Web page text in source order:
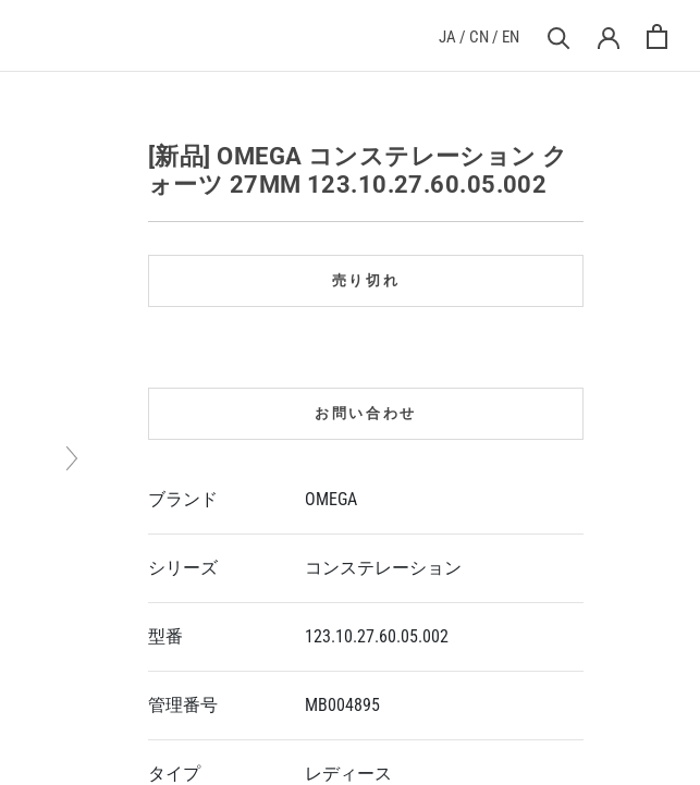
JA/ CN/ EN
[新品] OMEGA コンステレーション ク
ォーツ 27MM 123.10.27.60.05.002
売り切れ
お問い合わせ
ブランド OMEGA
シリーズ コンステレーション
型番 123.10.27.60.05.002
管理番号 MB004895
タイプ レディース